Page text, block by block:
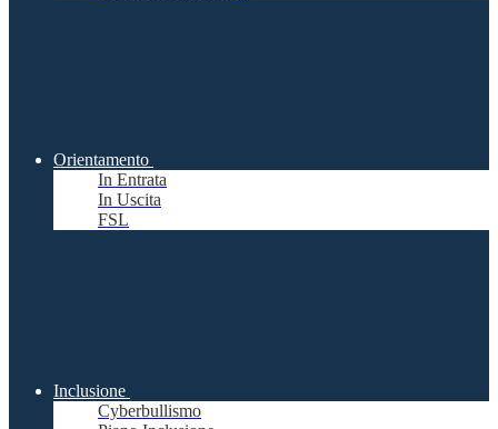
Orientamento
In Entrata
In Uscita
FSL
Inclusione
Cyberbullismo